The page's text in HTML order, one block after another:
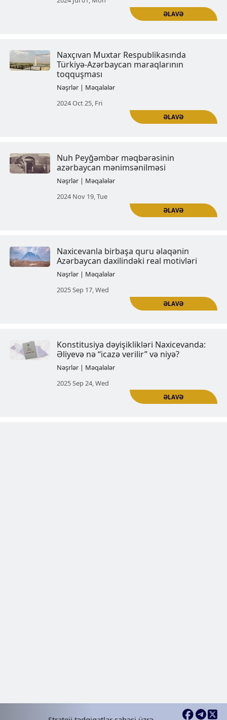
Naxçıvanda təcavüzün və
yeni tədbiri
Nəşrlər | Məqalələr
2024 Jul 01, Mon
Naxicevanla birbaşa quru
Azərbaycan daxilindəki real